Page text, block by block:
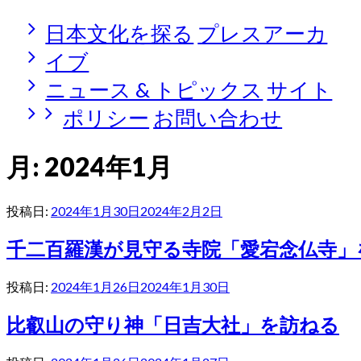
日本文化を探る プレスアーカ
イブ
ニュース & トピックス サイト
ポリシー お問い合わせ
月: 2024年1月
投稿日: 2024年1月30日2024年2月2日
千二百羅漢が見守る寺院「愛宕念仏寺
投稿日: 2024年1月26日2024年1月30日
比叡山の守り神「日吉大社」を訪ねる